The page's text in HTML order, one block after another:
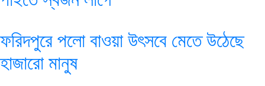
ফরিদপুরে পলো বাওয়া উৎসবে মেতে উঠেছে
হাজারো মানুষ